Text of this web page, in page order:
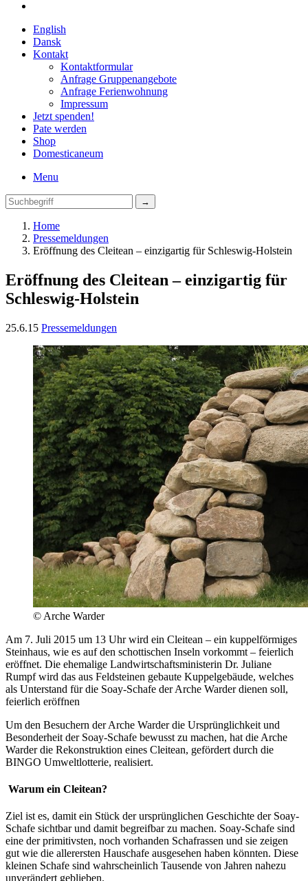
English
Dansk
Kontakt
Kontaktformular
Anfrage Gruppenangebote
Anfrage Ferienwohnung
Impressum
Jetzt spenden!
Pate werden
Shop
Domesticaneum
Menu
Home
Pressemeldungen
Eröffnung des Cleitean – einzigartig für Schleswig-Holstein
Eröffnung des Cleitean – einzigartig für
Schleswig-Holstein
25.6.15 Pressemeldungen
© Arche Warder
Am 7. Juli 2015 um 13 Uhr wird ein Cleitean – ein kuppelförmiges
Steinhaus, wie es auf den schottischen Inseln vorkommt – feierlich
eröffnet. Die ehemalige Landwirtschaftsministerin Dr. Juliane
Rumpf wird das aus Feldsteinen gebaute Kuppelgebäude, welches
als Unterstand für die Soay-Schafe der Arche Warder dienen soll,
feierlich eröffnen
Um den Besuchern der Arche Warder die Ursprünglichkeit und
Besonderheit der Soay-Schafe bewusst zu machen, hat die Arche
Warder die Rekonstruktion eines Cleitean, gefördert durch die
BINGO Umweltlotterie, realisiert.
Warum ein Cleitean?
Ziel ist es, damit ein Stück der ursprünglichen Geschichte der Soay-
Schafe sichtbar und damit begreifbar zu machen. Soay-Schafe sind
eine der primitivsten, noch vorhanden Schafrassen und sie zeigen
gut wie die allerersten Hauschafe ausgesehen haben könnten. Diese
kleinen Schafe sind wahrscheinlich Tausende von Jahren nahezu
unverändert geblieben.